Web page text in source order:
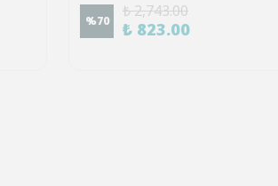
%70
₺ 2,743.00
₺ 823.00